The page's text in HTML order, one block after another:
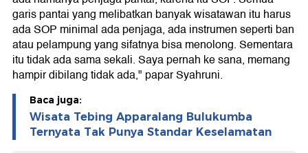
garis pantai yang melibatkan banyak wisatawan itu harus
ada SOP minimal ada penjaga, ada instrumen seperti ban
atau pelampung yang sifatnya bisa menolong. Sementara
itu tidak ada sama sekali. Saya pernah ke sana, memang
hampir dibilang tidak ada," papar Syahruni.
Baca juga:
Wisata Tebing Apparalang Bulukumba
Ternyata Tak Punya Standar Keselamatan